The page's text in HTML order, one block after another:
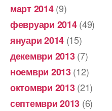
март 2014(9)
февруари 2014(49)
януари 2014 (15)
декември 2013(7)
ноември 2013(12)
октомври 2013(21)
септември 2013 (6)